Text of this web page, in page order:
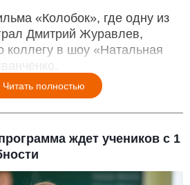
«Колобок», где одну из
Дмитрий Журавлев,
коллегу в шоу «Натальная
Читать полностью
ждет учеников с 1